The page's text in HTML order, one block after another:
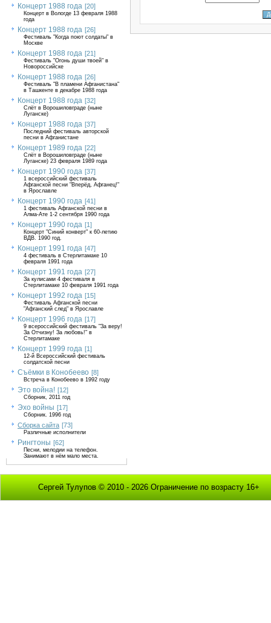
Концерт 1988 года [20]
Концерт в Вологде 13 февраля 1988
года
Концерт 1988 года [26]
Фестиваль "Когда поют солдаты" в
Москве
Концерт 1988 года [21]
Фестиваль "Огонь души твоей" в
Новороссийске
Концерт 1988 года [26]
Фестиваль "В пламени Афганистана"
в Ташкенте в декабре 1988 года
Концерт 1988 года [32]
Слёт в Ворошиловграде (ныне
Луганске)
Концерт 1988 года [37]
Последний фестиваль авторской
песни в Афганистане
Концерт 1989 года [22]
Слёт в Ворошиловграде (ныне
Луганске) 23 февраля 1989 года
Концерт 1990 года [37]
1 всероссийский фестиваль
Афганской песни "Вперёд, Афганец!"
в Ярославле
Концерт 1990 года [41]
1 фестиваль Афганской песни в
Алма-Ате 1-2 сентября 1990 года
Концерт 1990 года [1]
Концерт "Синий конверт" к 60-летию
ВДВ. 1990 год.
Концерт 1991 года [47]
4 фестиваль в Стерлитамаке 10
февраля 1991 года
Концерт 1991 года [27]
За кулисами 4 фестиваля в
Стерлитамаке 10 февраля 1991 года
Концерт 1992 года [15]
Фестиваль Афганской песни
"Афганский след" в Ярославле
Концерт 1996 года [17]
9 всероссийский фестиваль "За веру!
За Отчизну! За любовь!" в
Стерлитамаке
Концерт 1999 года [1]
12-й Всероссийский фестиваль
солдатской песни
Съёмки в Конобеево [8]
Встреча в Конобеево в 1992 году
Это война! [12]
Сборник, 2011 год
Эхо войны [17]
Сборник. 1996 год
Сборка сайта [73]
Различные исполнители
Рингтоны [62]
Песни, мелодии на телефон.
Занимают в нём мало места.
Сергей Тулупов © 2010 - 2026 Ограничение по возрасту 16+